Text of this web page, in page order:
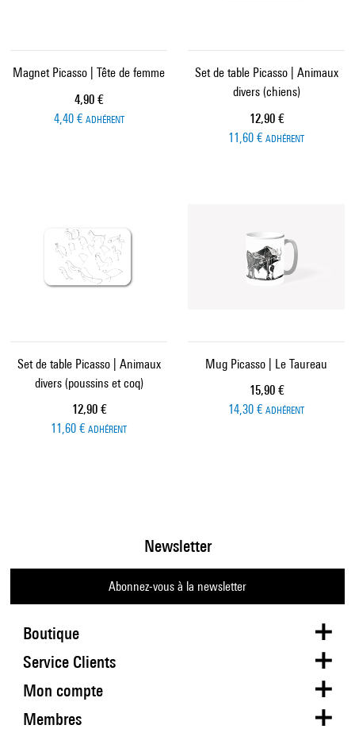
Magnet Picasso | Tête de femme
Prix ​​actuel
4,90 €
4,40 € ADHÉRENT
Set de table Picasso | Animaux
divers (chiens)
Prix ​​actuel
12,90 €
11,60 € ADHÉRENT
Set de table Picasso | Animaux
divers (poussins et coq)
Prix ​​actuel
12,90 €
11,60 € ADHÉRENT
Mug Picasso | Le Taureau
Prix ​​actuel
15,90 €
14,30 € ADHÉRENT
Boutique
Newsletter
Abonnez-vous à la newsletter
Service Clients
Mon compte
Membres